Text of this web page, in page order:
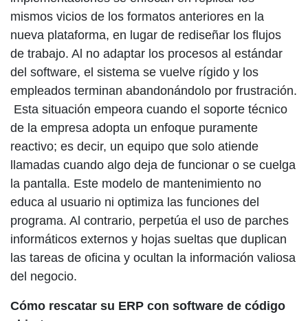
mismos vicios de los formatos anteriores en la
nueva plataforma, en lugar de rediseñar los flujos
de trabajo. Al no adaptar los procesos al estándar
del software, el sistema se vuelve rígido y los
empleados terminan abandonándolo por frustración.
Esta situación empeora cuando el soporte técnico
de la empresa adopta un enfoque puramente
reactivo; es decir, un equipo que solo atiende
llamadas cuando algo deja de funcionar o se cuelga
la pantalla. Este modelo de mantenimiento no
educa al usuario ni optimiza las funciones del
programa. Al contrario, perpetúa el uso de parches
informáticos externos y hojas sueltas que duplican
las tareas de oficina y ocultan la información valiosa
del negocio.
Cómo rescatar su ERP con software de código